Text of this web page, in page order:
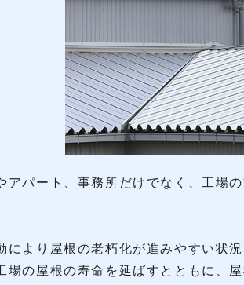
アパート、事務所だけでなく、工場
により屋根の老朽化が進みやすい状
場の屋根の寿命を延ばすとともに、